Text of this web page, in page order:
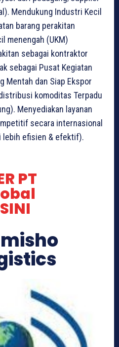
Mendukung Industri Kecil
barang perakitan
menengah (UKM)
sebagai kontraktor
sebagai Pusat Kegiatan
Mentah dan Siap Ekspor
komoditas Terpadu
Menyediakan layanan
secara internasional
lebih efisien & efektif).
PT